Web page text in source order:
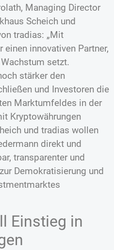
Managing Director
Scheich und
tradias: „Mit
innovativen Partner,
setzt.
stärker den
und Investoren die
Marktumfeldes in der
Kryptowährungen
und tradias wollen
direkt und
transparenter und
Demokratisierung und
Einstieg in